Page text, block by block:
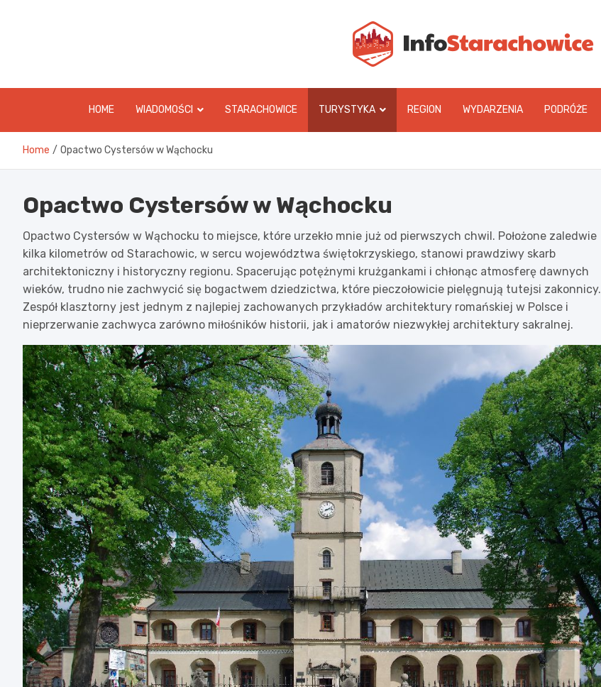
HOME WIADOMOŚCI STARACHOWICE TURYSTYKA REGION WYDARZENIA PODRÓŻE
Home Opactwo Cystersów w Wąchocku
Opactwo Cystersów w Wąchocku
Opactwo Cystersów w Wąchocku to miejsce, które urzekło mnie już od pierwszych chwil. Położone zaledwie
kilka kilometrów od Starachowic, w sercu województwa świętokrzyskiego, stanowi prawdziwy skarb
architektoniczny i historyczny regionu. Spacerując potężnymi krużgankami i chłonąc atmosferę dawnych
wieków, trudno nie zachwycić się bogactwem dziedzictwa, które pieczołowicie pielęgnują tutejsi zakonnicy.
Zespół klasztorny jest jednym z najlepiej zachowanych przykładów architektury romańskiej w Polsce i
nieprzerwanie zachwyca zarówno miłośników historii, jak i amatorów niezwykłej architektury sakralnej.